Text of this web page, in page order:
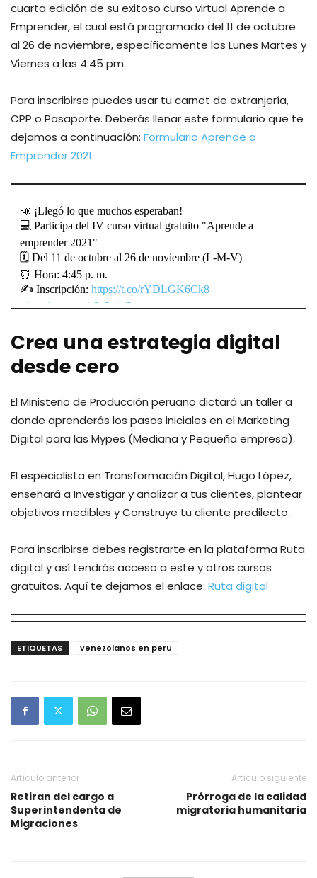
cuarta edición de su exitoso curso virtual Aprende a
Emprender, el cual está programado del 11 de octubre
al 26 de noviembre, específicamente los Lunes Martes y
Viernes a las 4:45 pm.
Para inscribirse puedes usar tu carnet de extranjería,
CPP o Pasaporte. Deberás llenar este formulario que te
dejamos a continuación: Formulario Aprende a
Emprender 2021.
📣 ¡Llegó lo que muchos esperaban!
💻 Participa del IV curso virtual gratuito "Aprende a
emprender 2021"
🗓️ Del 11 de octubre al 26 de noviembre (L-M-V)
⏰ Hora: 4:45 p. m.
✍️ Inscripción: https://t.co/rYDLGK6Ck8
pic.twitter.com/v3e3oiaGqg
— Ministerio de Trabajo (@MTPE_Peru)October 1,
2021
Crea una estrategia digital
desde cero
El Ministerio de Producción peruano dictará un taller a
donde aprenderás los pasos iniciales en el Marketing
Digital para las Mypes (Mediana y Pequeña empresa).
El especialista en Transformación Digital, Hugo López,
enseñará a Investigar y analizar a tus clientes, plantear
objetivos medibles y Construye tu cliente predilecto.
Para inscribirse debes registrarte en la plataforma Ruta
digital y así tendrás acceso a este y otros cursos
gratuitos. Aquí te dejamos el enlace: Ruta digital
ETIQUETAS venezolanos en peru
Artículo anterior
Retiran del cargo a
Superintendenta de
Migraciones
Artículo siguiente
Prórroga de la calidad
migratoria humanitaria